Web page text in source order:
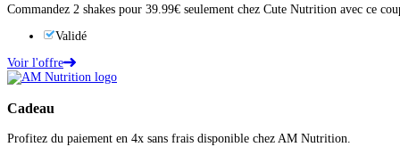
Commandez 2 shakes pour 39.99€ seulement chez Cute Nutrition avec ce
Validé
Voir l'offre
Cadeau
Profitez du paiement en 4x sans frais disponible chez AM Nutrition.